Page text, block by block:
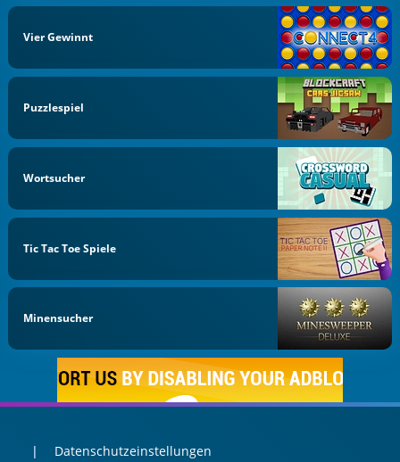
Vier Gewinnt
Puzzlespiel
Wortsucher
Tic Tac Toe Spiele
Minensucher
Datenschutzeinstellungen